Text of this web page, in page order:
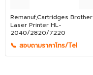
Remanuf,Cartridges Brother
Laser Printer HL-
2040/2820/7220
📞 สอบถามราคาโทร/Tel